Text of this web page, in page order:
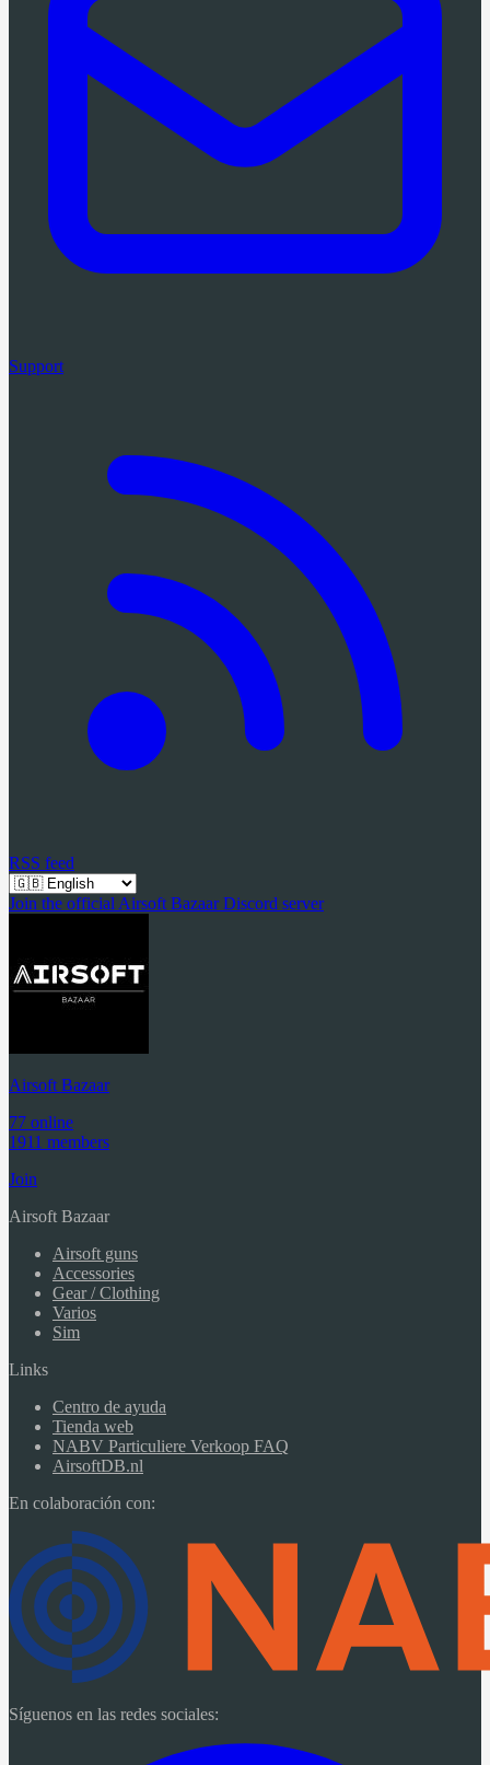
Support
RSS feed
Join the official Airsoft Bazaar Discord server
Airsoft Bazaar
77 online
1911 members
Join
Airsoft Bazaar
Airsoft guns
Accessories
Gear / Clothing
Varios
Sim
Links
Centro de ayuda
Tienda web
NABV Particuliere Verkoop FAQ
AirsoftDB.nl
En colaboración con:
Síguenos en las redes sociales: